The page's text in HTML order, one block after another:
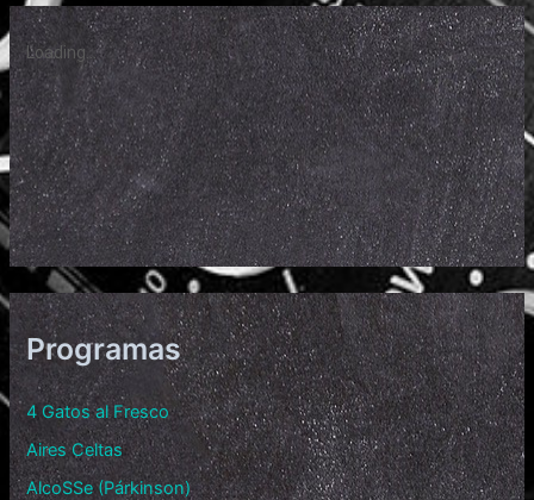
Programas
4 Gatos al Fresco
Aires Celtas
AlcoSSe (Párkinson)